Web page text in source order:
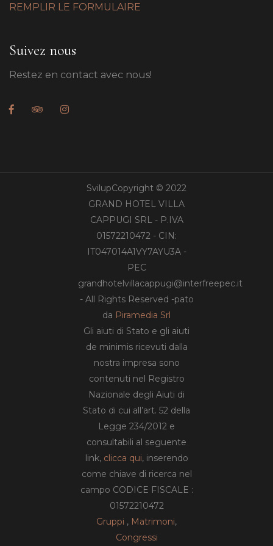
REMPLIR LE FORMULAIRE
Suivez nous
Restez en contact avec nous!
SvilupCopyright © 2022
GRAND HOTEL VILLA
CAPPUGI SRL - P.IVA
01572210472 - CIN:
IT047014A1VY7AYU3A -
PEC
grandhotelvillacappugi@interfreepec.it
- All Rights Reserved -pato
da Piramedia Srl
Gli aiuti di Stato e gli aiuti
de minimis ricevuti dalla
nostra impresa sono
contenuti nel Registro
Nazionale degli Aiuti di
Stato di cui all’art. 52 della
Legge 234/2012 e
consultabili al seguente
link, clicca qui, inserendo
come chiave di ricerca nel
campo CODICE FISCALE :
01572210472
Gruppi , Matrimoni,
Congressi